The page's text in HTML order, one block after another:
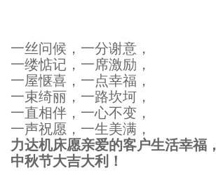
一丝问候， 一分谢意，
一缕惦记， 一席激励，
一屋惬喜，一点幸福，
一束绮丽，一路坎坷，
一直相伴，一心不变，
一声祝愿，一生美满，
力达机床愿亲爱的客户生活幸福，
中秋节大吉大利！